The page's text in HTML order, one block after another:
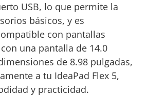
USB, lo que permite la
básicos, y es
con pantallas
una pantalla de 14.0
de 8.98 pulgadas,
a tu IdeaPad Flex 5,
y practicidad.